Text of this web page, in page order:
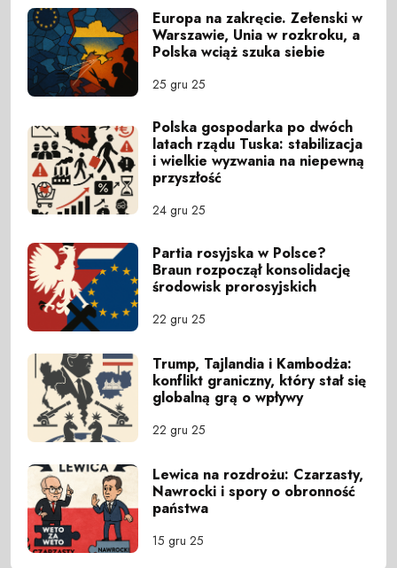
Europa na zakręcie. Zełenski w
Warszawie, Unia w rozkroku, a
Polska wciąż szuka siebie
25 gru 25
Polska gospodarka po dwóch
latach rządu Tuska: stabilizacja
i wielkie wyzwania na niepewną
przyszłość
24 gru 25
Partia rosyjska w Polsce?
Braun rozpoczął konsolidację
środowisk prorosyjskich
22 gru 25
Trump, Tajlandia i Kambodża:
konflikt graniczny, który stał się
globalną grą o wpływy
22 gru 25
Lewica na rozdrożu: Czarzasty,
Nawrocki i spory o obronność
państwa
15 gru 25